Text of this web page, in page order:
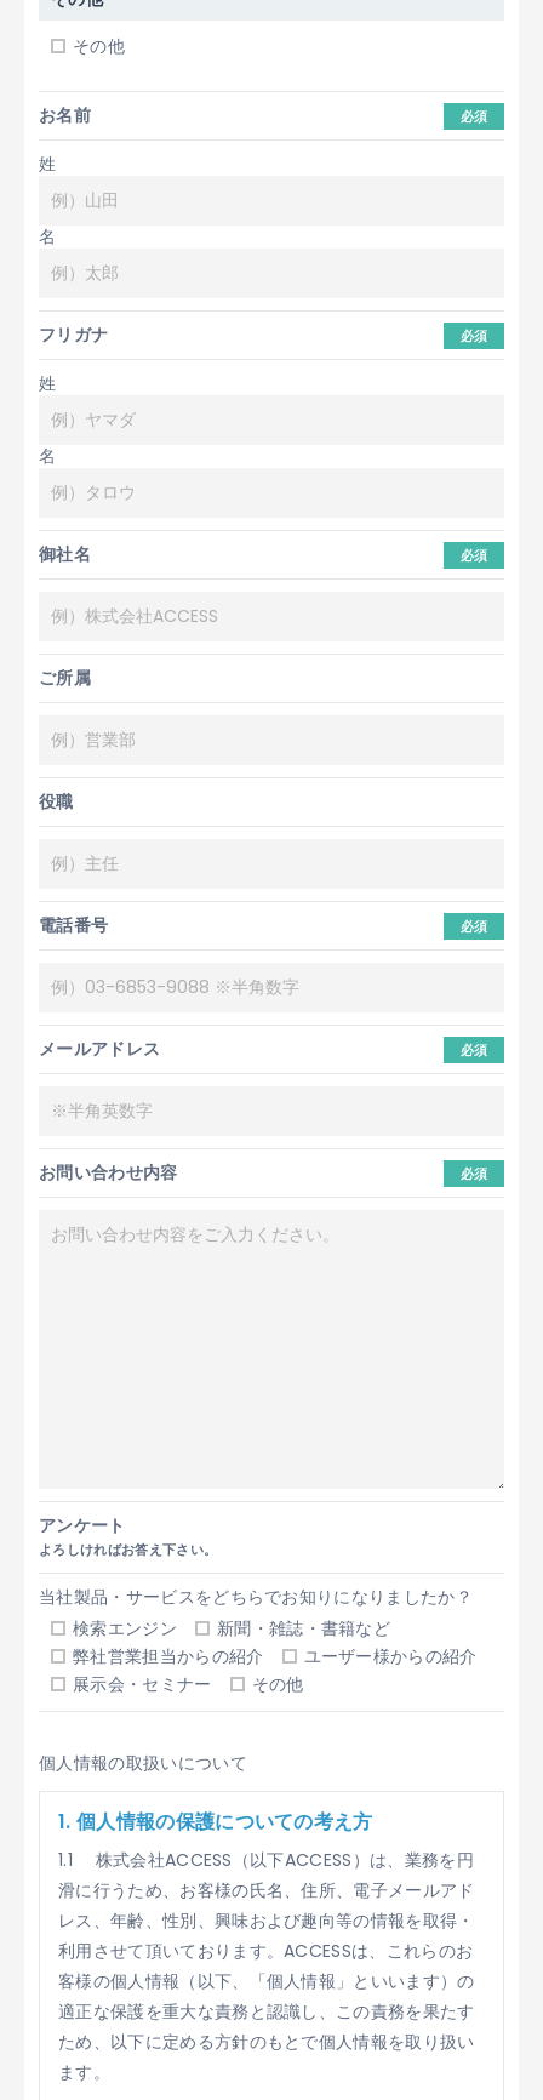
その他
お名前 必須
姓
名
フリガナ 必須
姓
名
御社名 必須
ご所属
役職
電話番号 必須
メールアドレス 必須
お問い合わせ内容 必須
アンケート
よろしければお答え下さい。
当社製品・サービスをどちらでお知りになりましたか？
検索エンジン
新聞・雑誌・書籍など
弊社営業担当からの紹介
ユーザー様からの紹介
展示会・セミナー
その他
個人情報の取扱いについて
1. 個人情報の保護についての考え方
1.1 株式会社ACCESS（以下ACCESS）は、業務を円
滑に行うため、お客様の氏名、住所、電子メールアド
レス、年齢、性別、興味および趣向等の情報を取得・
利用させて頂いております。ACCESSは、これらのお
客様の個人情報（以下、「個人情報」といいます）の
適正な保護を重大な責務と認識し、この責務を果たす
ため、以下に定める方針のもとで個人情報を取り扱い
ます。